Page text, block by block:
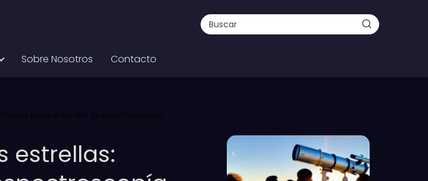
Sobre Nosotros Contacto
para entender la espectroscopía
estrellas: